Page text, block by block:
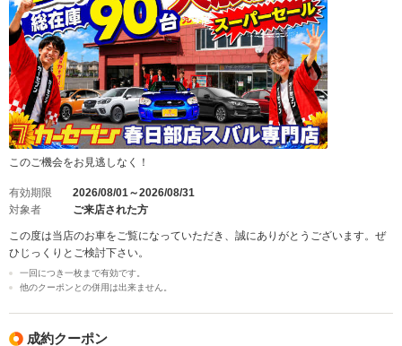
このご機会をお見逃しなく！
有効期限
2026/08/01～2026/08/31
対象者
ご来店された方
この度は当店のお車をご覧になっていただき、誠にありがとうございます。ぜ
ひじっくりとご検討下さい。
一回につき一枚まで有効です。
他のクーポンとの併用は出来ません。
成約クーポン